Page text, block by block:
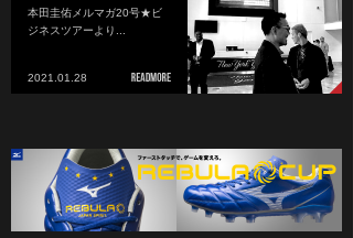
本田圭佑メルマガ20号★ビ
ジネスツアーより...
2021.01.28